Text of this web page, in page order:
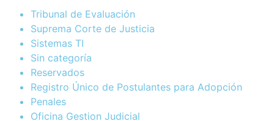
Tribunal de Evaluación
Suprema Corte de Justicia
Sistemas TI
Sin categoría
Reservados
Registro Único de Postulantes para Adopción
Penales
Oficina Gestion Judicial